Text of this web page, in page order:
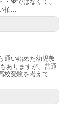
💖ではなくて、
拍...
通い始めた幼児教
ありますが、普通
校受験を考えて